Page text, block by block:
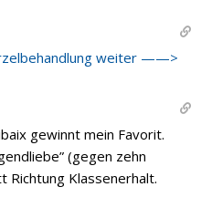
weiter ——>
gewinnt mein Favorit.
(gegen zehn
Richtung Klassenerhalt.